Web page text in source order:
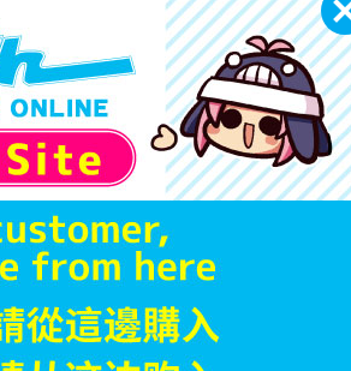
「電池」は原則として保証対象外となります
ゲーム機本体には、SDカードなどのメモリ
ディスク類の読み取り面のキズに関しまし
す。
※詳細につきましてはコチラ
状態
状態 :A
オンライン
品切状態 3,190円 税込